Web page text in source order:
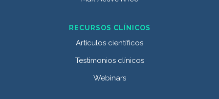
RECURSOS CLÍNICOS
Artículos científicos
Testimonios clínicos
Webinars